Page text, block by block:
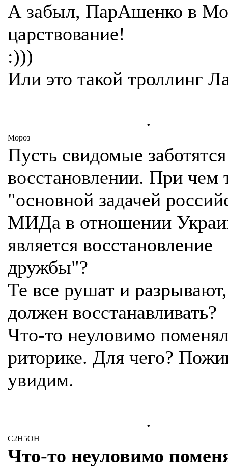
А забыл, ПарАшенко в
царствование!
:)))
Или это такой троллинг
.
Мороз
Пусть свидомые
восстановлении. При чем
"основной задачей
МИДа в отношении
является восстановление
дружбы"?
Те все рушат и
должен восстанавливать?
Что-то неуловимо
риторике. Для чего?
увидим.
.
C2H5OH
Что-то неуловимо